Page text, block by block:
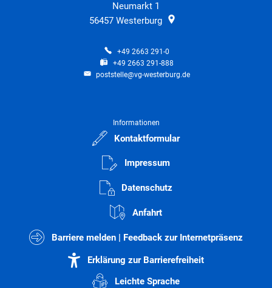
Neumarkt 1
56457 Westerburg
+49 2663 291-0
+49 2663 291-888
poststelle@vg-westerburg.de
Informationen
Kontaktformular
Impressum
Datenschutz
Anfahrt
Barriere melden | Feedback zur Internetpräsenz
Erklärung zur Barrierefreiheit
Leichte Sprache